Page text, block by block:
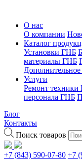
О нас
О компании
Каталог
Установки ГНБ
материалы ГНБ
Услуги
Ремонт
персонала ГНБ
Блог
Контакты
Поиск товаров
+7 (843) 590-07-80 +7